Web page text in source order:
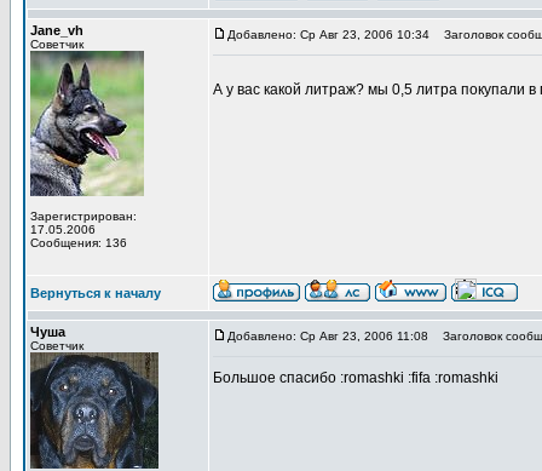
Jane_vh
Советчик
Зарегистрирован:
17.05.2006
Сообщения: 136
Добавлено: Ср Авг 23, 2006 10:34 Заголовок
А у вас какой литраж? мы 0,5 литра покупали
Вернуться к началу
Чуша
Советчик
Добавлено: Ср Авг 23, 2006 11:08 Заголовок
Большое спасибо :romashki :fifa :romashki